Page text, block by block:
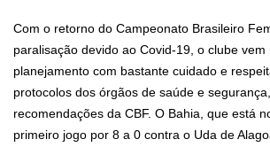
Com o retorno do Campeonato Brasileiro
paralisação devido ao Covid-19, o clube vem
planejamento com bastante cuidado e
protocolos dos órgãos de saúde e
recomendações da CBF. O Bahia, que está
primeiro jogo por 8 a 0 contra o Uda de